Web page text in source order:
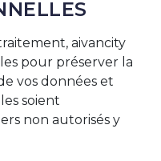
aivancity
pour préserver la
vos données et
soient
non autorisés y